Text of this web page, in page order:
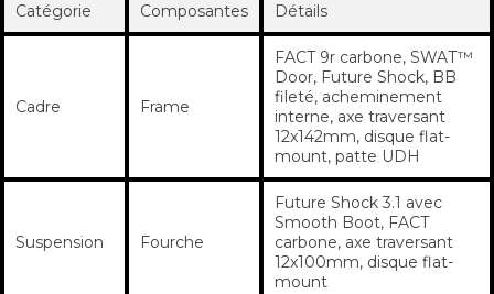
Catégorie Composantes Détails
Cadre Frame
FACT 9r carbone, SWAT™
Door, Future Shock, BB
fileté, acheminement
interne, axe traversant
12x142mm, disque flat-
mount, patte UDH
Suspension Fourche
Future Shock 3.1 avec
Smooth Boot, FACT
carbone, axe traversant
12x100mm, disque flat-
mount